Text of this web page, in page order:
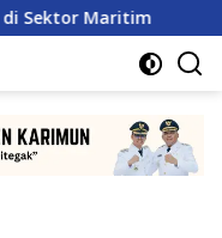
Kejari